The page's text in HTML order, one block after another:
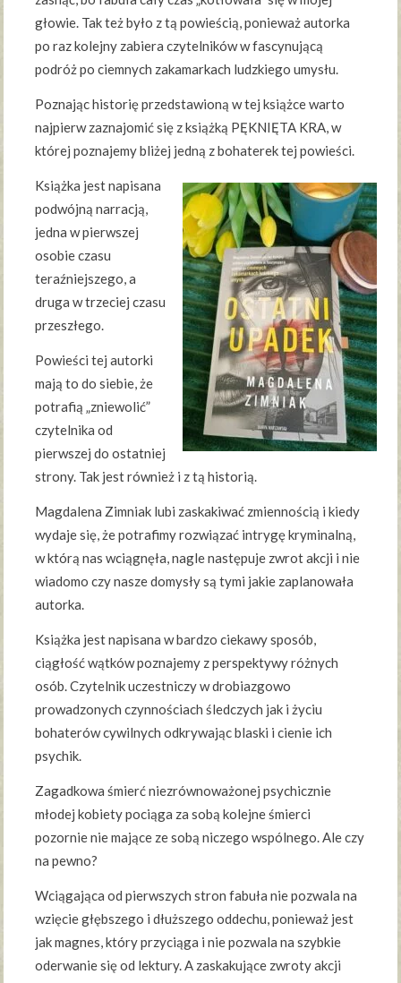
głowie. Tak też było z tą powieścią, ponieważ autorka
po raz kolejny zabiera czytelników w fascynującą
podróż po ciemnych zakamarkach ludzkiego umysłu.
Poznając historię przedstawioną w tej książce warto
najpierw zaznajomić się z książką PĘKNIĘTA KRA, w
której poznajemy bliżej jedną z bohaterek tej powieści.
Książka jest napisana
podwójną narracją,
jedna w pierwszej
osobie czasu
teraźniejszego, a
druga w trzeciej czasu
przeszłego.
Powieści tej autorki
mają to do siebie, że
potrafią „zniewolić”
czytelnika od
pierwszej do ostatniej
strony. Tak jest również i z tą historią.
Magdalena Zimniak lubi zaskakiwać zmiennością i kiedy
wydaje się, że potrafimy rozwiązać intrygę kryminalną,
w którą nas wciągnęła, nagle następuje zwrot akcji i nie
wiadomo czy nasze domysły są tymi jakie zaplanowała
autorka.
Książka jest napisana w bardzo ciekawy sposób,
ciągłość wątków poznajemy z perspektywy różnych
osób. Czytelnik uczestniczy w drobiazgowo
prowadzonych czynnościach śledczych jak i życiu
bohaterów cywilnych odkrywając blaski i cienie ich
psychik.
Zagadkowa śmierć niezrównoważonej psychicznie
młodej kobiety pociąga za sobą kolejne śmierci
pozornie nie mające ze sobą niczego wspólnego. Ale czy
na pewno?
Wciągająca od pierwszych stron fabuła nie pozwala na
wzięcie głębszego i dłuższego oddechu, ponieważ jest
jak magnes, który przyciąga i nie pozwala na szybkie
oderwanie się od lektury. A zaskakujące zwroty akcji